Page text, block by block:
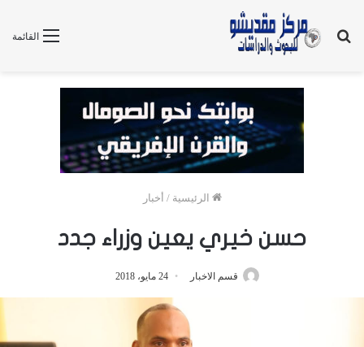
القائمة
بحث
الرئيسية / أخبار
حسن خيري يعين وزراء جدد
قسم الاخبار 24 مايو، 2018